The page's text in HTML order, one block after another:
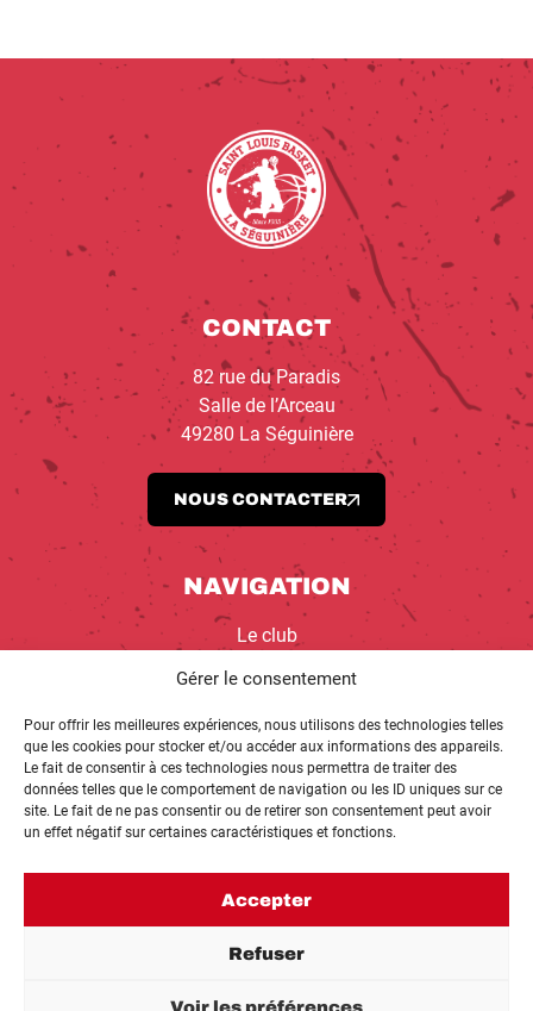
Gérer le consentement
Pour offrir les meilleures expériences, nous utilisons des technologies telles
que les cookies pour stocker et/ou accéder aux informations des appareils.
Le fait de consentir à ces technologies nous permettra de traiter des
données telles que le comportement de navigation ou les ID uniques sur ce
site. Le fait de ne pas consentir ou de retirer son consentement peut avoir
un effet négatif sur certaines caractéristiques et fonctions.
Accepter
Refuser
Voir les préférences
CONTACT
82 rue du Paradis
Salle de l’Arceau
49280 La Séguinière
NOUS CONTACTER
NAVIGATION
Le club
Planning
RI’KOP
Actualités
Partenaires